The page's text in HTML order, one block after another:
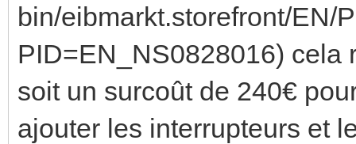
bin/eibmarkt.storefront/EN/
PID=EN_NS0828016) cela
soit un surcoût de 240€
ajouter les interrupteurs et